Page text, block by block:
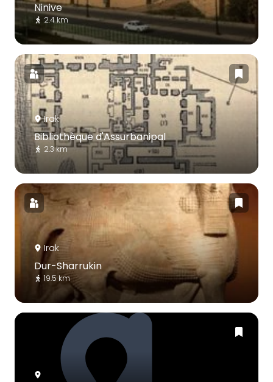
Ninive
2.4 km
Irak
Bibliothèque d'Assurbanipal
2.3 km
Irak
Dur-Sharrukin
19.5 km